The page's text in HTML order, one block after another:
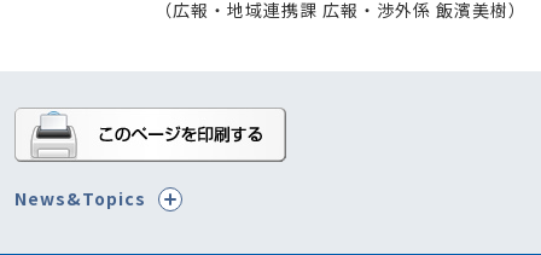
（広報・地域連携課 広報・渉外係 飯濱美樹）
News&Topics